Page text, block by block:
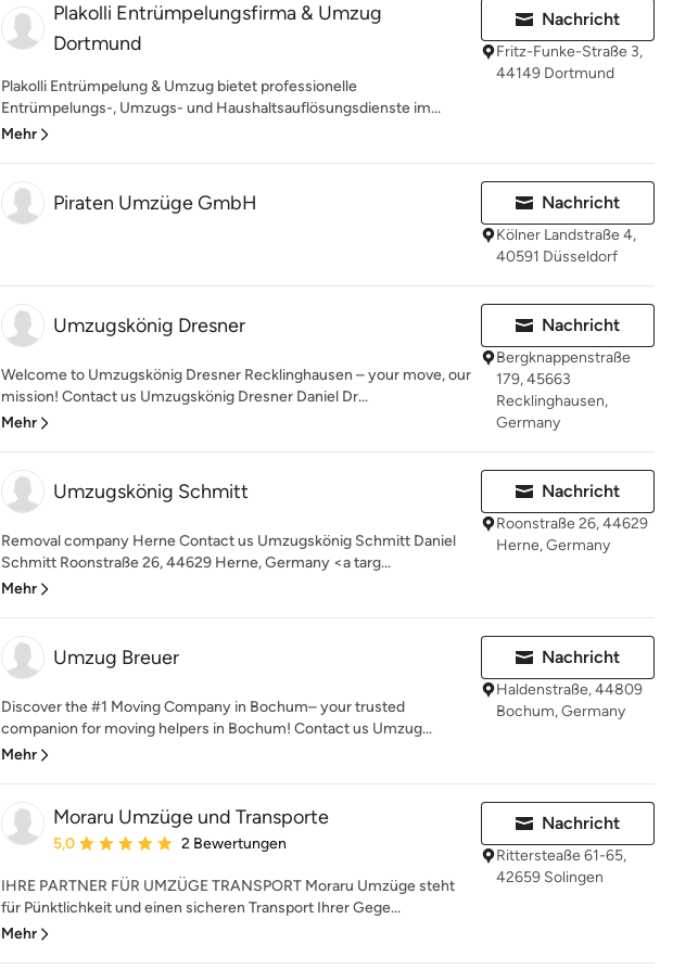
Plakolli Entrümpelungsfirma & Umzug
Dortmund
Plakolli Entrümpelung & Umzug bietet professionelle
Entrümpelungs-, Umzugs- und Haushaltsauflösungsdienste im...
Mehr
Nachricht
Fritz-Funke-Straße 3,
44149 Dortmund
Piraten Umzüge GmbH Nachricht
Kölner Landstraße 4,
40591 Düsseldorf
Umzugskönig Dresner
Welcome to Umzugskönig Dresner Recklinghausen – your move, our
mission! Contact us Umzugskönig Dresner Daniel Dr...
Mehr
Nachricht
Bergknappenstraße
179, 45663
Recklinghausen,
Germany
Umzugskönig Schmitt
Removal company Herne Contact us Umzugskönig Schmitt Daniel
Schmitt Roonstraße 26, 44629 Herne, Germany <a targ...
Mehr
Nachricht
Roonstraße 26, 44629
Herne, Germany
Umzug Breuer
Discover the #1 Moving Company in Bochum– your trusted
companion for moving helpers in Bochum! Contact us Umzug...
Mehr
Nachricht
Haldenstraße, 44809
Bochum, Germany
Moraru Umzüge und Transporte
Durchschnittliche Bewertung: 5 von 5 Sternen
5,0 2 Bewertungen
IHRE PARTNER FÜR UMZÜGE TRANSPORT Moraru Umzüge steht
für Pünktlichkeit und einen sicheren Transport Ihrer Gege...
Mehr
Nachricht
Rittersteaße 61-65,
42659 Solingen